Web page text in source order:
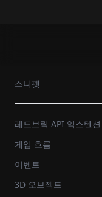
스니펫
레드브릭 API 익스텐션
시작점 설정
아바타 속도 변경
떨어졌을 때 원래 위치
게임 흐름
게임 일시정지
게임 초기화
이벤트
밟으면 사라지는 디딤돌
3D 오브젝트